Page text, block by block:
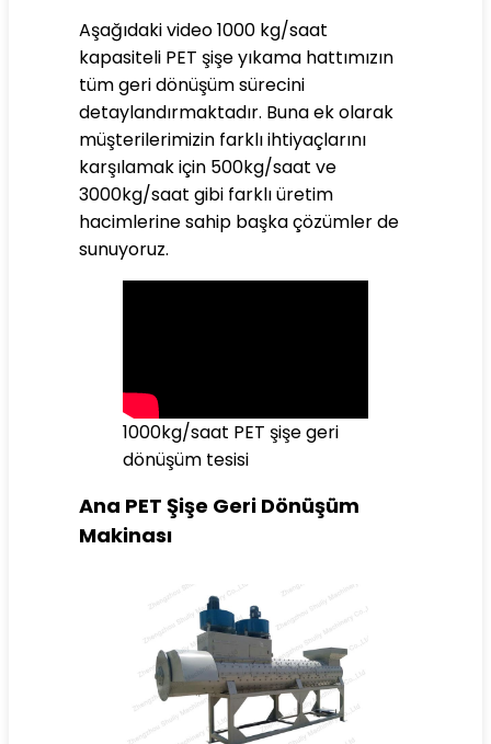
Aşağıdaki video 1000 kg/saat
kapasiteli PET şişe yıkama hattımızın
tüm geri dönüşüm sürecini
detaylandırmaktadır. Buna ek olarak
müşterilerimizin farklı ihtiyaçlarını
karşılamak için 500kg/saat ve
3000kg/saat gibi farklı üretim
hacimlerine sahip başka çözümler de
sunuyoruz.
1000kg/saat PET şişe geri
dönüşüm tesisi
Ana PET Şişe Geri Dönüşüm
Makinası